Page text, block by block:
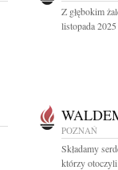
Z głębokim
listopada
POZNAŃ
Składamy
którzy